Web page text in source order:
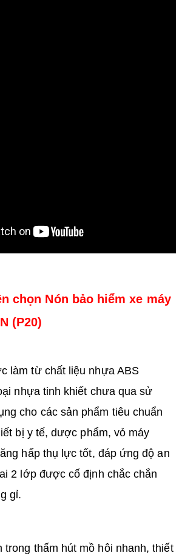
chọn Nón bảo hiểm xe máy
(P20)
làm từ chất liệu nhựa ABS
nhựa tinh khiết chưa qua sử
cho các sản phẩm tiêu chuẩn
bị y tế, dược phẩm, vỏ máy
hấp thụ lực tốt, đáp ứng độ an
2 lớp được cố định chắc chắn
gỉ.
trong thấm hút mồ hôi nhanh, thiết